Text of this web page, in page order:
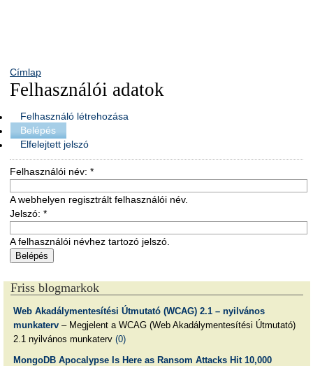
Címlap
Felhasználói adatok
Felhasználó létrehozása
Belépés
Elfelejtett jelszó
Felhasználói név: *
A webhelyen regisztrált felhasználói név.
Jelszó: *
A felhasználói névhez tartozó jelszó.
Friss blogmarkok
Web Akadálymentesítési Útmutató (WCAG) 2.1 – nyilvános
munkaterv– Megjelent a WCAG (Web Akadálymentesítési Útmutató)
2.1 nyilvános munkaterv (0)
MongoDB Apocalypse Is Here as Ransom Attacks Hit 10,000